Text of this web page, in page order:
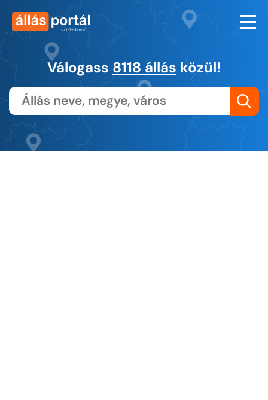
Válogass 8118 állás közül!